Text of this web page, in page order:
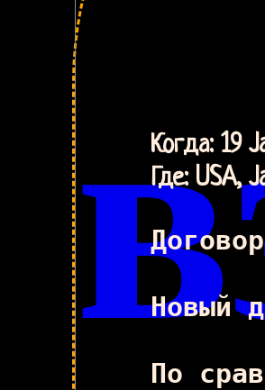
Когда: 19
Где: USA,
Новый
По